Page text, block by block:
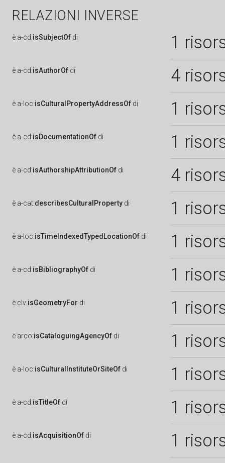
RELAZIONI INVERSE
è a-cd:isSubjectOf di 1
è a-cd:isAuthorOf di 4
è a-loc:isCulturalPropertyAddressOf di 1
è a-cd:isDocumentationOf di 1
è a-cd:isAuthorshipAttributionOf di 4
è a-cat:describesCulturalProperty di 1
è a-loc:isTimeIndexedTypedLocationOf di 1
è a-cd:isBibliographyOf di 1
è clv:isGeometryFor di 1
è arco:isCataloguingAgencyOf di 1
è a-loc:isCulturalInstituteOrSiteOf di 1
è a-cd:isTitleOf di 1
è a-cd:isAcquisitionOf di 1